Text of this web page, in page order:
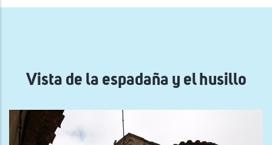
ayuda
Vista de la espadaña y el husillo